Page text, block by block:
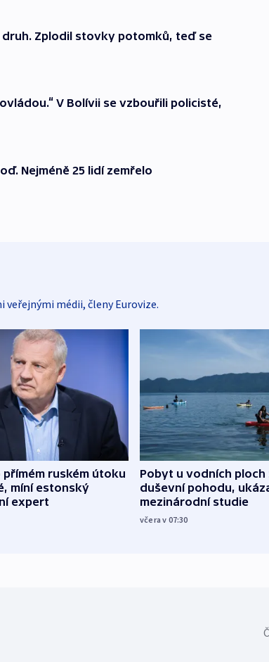
druh. Zplodil stovky potomků, teď se
V Bolívii se vzbouřili policisté,
Nejméně 25 lidí zemřelo
veřejnými médii, členy Eurovize.
přímém ruském útoku
míní estonský
expert
Pobyt u vodních ploch
duševní pohodu,
mezinárodní studie
včera v 07:30